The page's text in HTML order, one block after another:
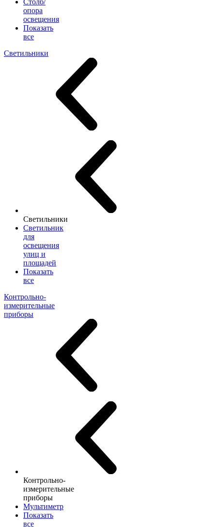
Столб/
опора
освещения
Показать
все
Светильники
Светильники
Светильник
для
освещения
улиц и
площадей
Показать
все
Контрольно-
измерительные
приборы
Контрольно-
измерительные
приборы
Мультиметр
Показать
все